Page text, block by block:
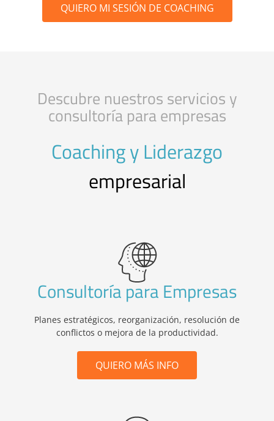
QUIERO MI SESIÓN DE COACHING
Descubre nuestros servicios y
consultoría para empresas
Coaching y Liderazgo
empresarial
Consultoría para Empresas
Planes estratégicos, reorganización, resolución de
conflictos o mejora de la productividad.
QUIERO MÁS INFO